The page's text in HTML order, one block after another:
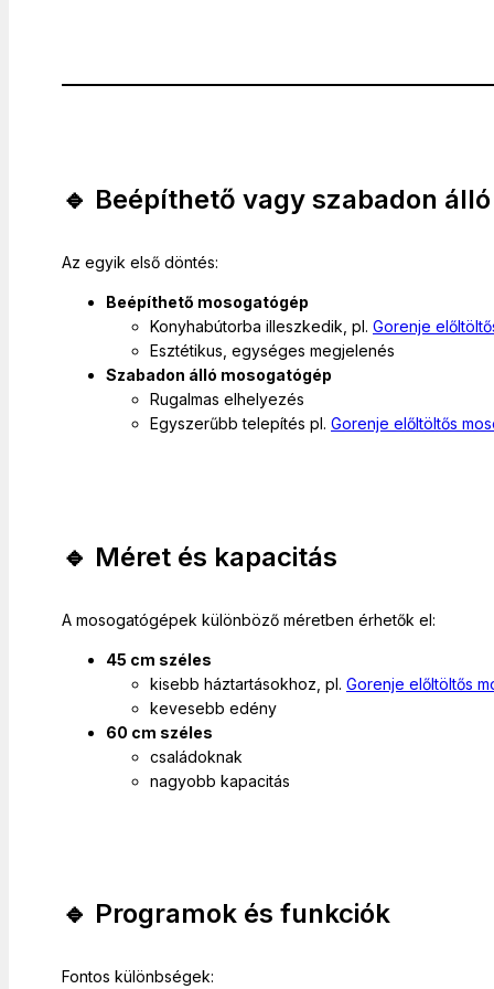
🔹 Beépíthető vagy szabadon álló
Az egyik első döntés:
Beépíthető mosogatógép
Konyhabútorba illeszkedik, pl. Gorenje
Esztétikus, egységes megjelenés
Szabadon álló mosogatógép
Rugalmas elhelyezés
Egyszerűbb telepítés pl. Gorenje előltöltős
🔹 Méret és kapacitás
A mosogatógépek különböző méretben érhetők el:
45 cm széles
kisebb háztartásokhoz, pl. Gorenje előltöltős
kevesebb edény
60 cm széles
családoknak
nagyobb kapacitás
🔹 Programok és funkciók
Fontos különbségek: